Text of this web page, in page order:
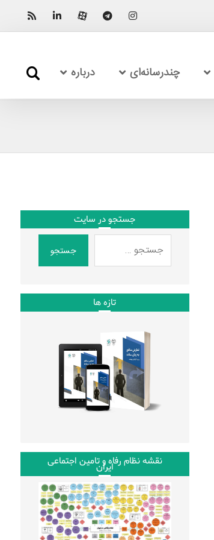
چندرسانه‌ای درباره
جستجو در سایت
جستجو
تازه ها
نقشه نظام رفاه و تامین اجتماعی
ایران